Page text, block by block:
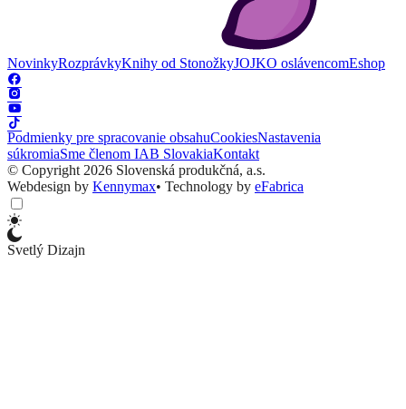
NovinkyRozprávkyKnihy od StonožkyJOJKO oslávencomEshop
Podmienky pre spracovanie obsahuCookiesNastavenia
súkromiaSme členom IAB SlovakiaKontakt
© Copyright 2026 Slovenská produkčná, a.s.
Webdesign by Kennymax• Technology by eFabrica
Svetlý Dizajn